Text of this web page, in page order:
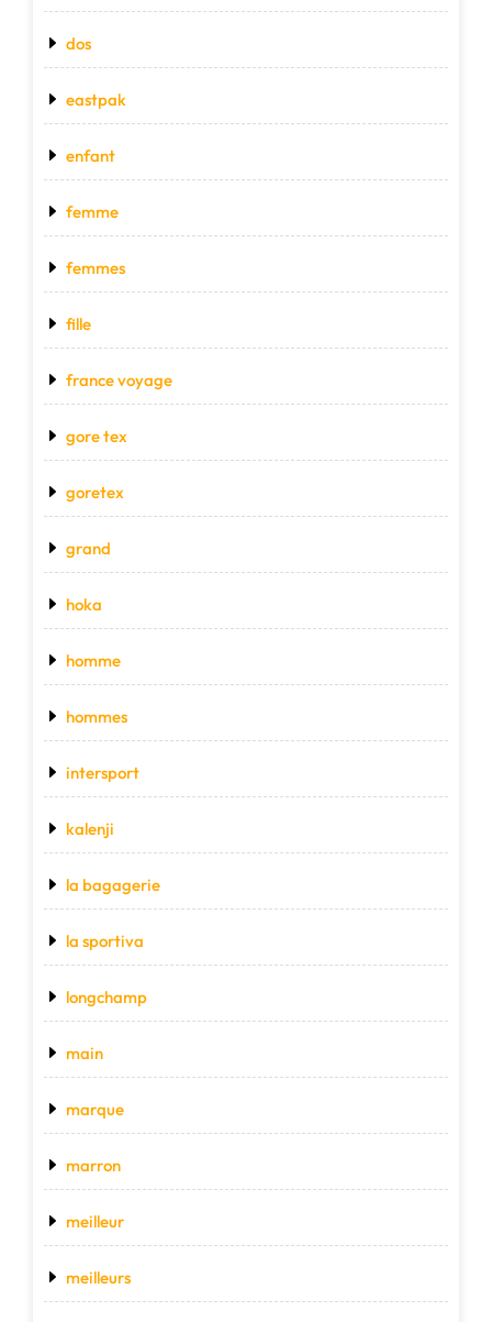
dos
eastpak
enfant
femme
femmes
fille
france voyage
gore tex
goretex
grand
hoka
homme
hommes
intersport
kalenji
la bagagerie
la sportiva
longchamp
main
marque
marron
meilleur
meilleurs